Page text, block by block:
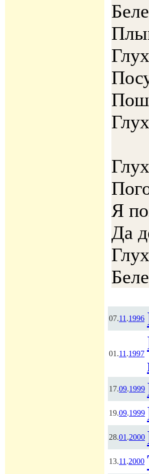
Я
Да
07.11.1996
01.11.1997
17.09.1999
19.09.1999
28.01.2000
13.11.2000